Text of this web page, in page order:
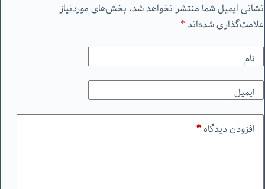
نشانی ایمیل شما منتشر نخواهد شد. بخش‌های موردنیاز
علامت‌گذاری شده‌اند*
نام
ایمیل
افزودن دیدگاه*